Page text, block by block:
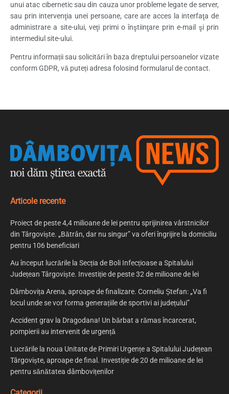
unui atac cibernetic sau din cauza unor probleme legate de server,
sau prin intervenţia unei persoane, care are acces la interfaţa de
administrare a site-ului, veţi primi o înştiinţare prin e-mail şi prin
intermediul site-ului.
Pentru informații sau solicitări în baza dreptului persoanelor vizate
conform GDPR, vă puteți adresa folosind formularul de contact.
Articole recente
Proiect de peste 4,4 milioane de lei pentru sprijinirea vârstnicilor
din Târgoviște. „Bătrân, dar nu singur” va oferi îngrijire la domiciliu
pentru 106 beneficiari
Au început lucrările la Secția de Boli Infecțioase a Spitalului
Județean Târgoviște. Investiție de peste 32 de milioane de lei
Dâmbovița Arena, aproape de finalizare. Corneliu Ștefan: „Va fi
locul unde se vor forma generațiile de sportivi ai județului”
Accident grav la Dragodana! Un bărbat a rămas încarcerat,
pompierii au intervenit de urgență
Lucrările la noua Unitate de Primiri Urgențe a Spitalului Județean
Târgoviște, aproape de final. Investiție de 20 de milioane de lei
pentru sănătatea dâmbovițenilor